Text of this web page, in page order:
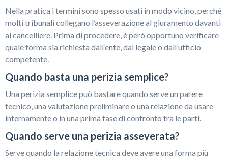
Nella pratica i termini sono spesso usati in modo vicino, perché
molti tribunali collegano l’asseverazione al giuramento davanti
al cancelliere. Prima di procedere, è però opportuno verificare
quale forma sia richiesta dall’ente, dal legale o dall’ufficio
competente.
Quando basta una perizia semplice?
Una perizia semplice può bastare quando serve un parere
tecnico, una valutazione preliminare o una relazione da usare
internamente o in una prima fase di confronto tra le parti.
Quando serve una perizia asseverata?
Serve quando la relazione tecnica deve avere una forma più